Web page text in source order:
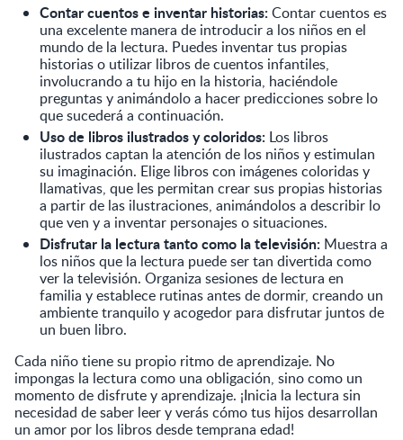
Contar cuentos e inventar historias:Contar cuentos es
una excelente manera de introducir a los niños en el
mundo de la lectura. Puedes inventar tus propias
historias o utilizar libros de cuentos infantiles,
involucrando a tu hijo en la historia, haciéndole
preguntas y animándolo a hacer predicciones sobre lo
que sucederá a continuación.
Uso de libros ilustrados y coloridos: Los libros
ilustrados captan la atención de los niños y estimulan
su imaginación. Elige libros con imágenes coloridas y
llamativas, que les permitan crear sus propias historias
a partir de las ilustraciones, animándolos a describir lo
que ven y a inventar personajes o situaciones.
Disfrutar la lectura tanto como la televisión: Muestra a
los niños que la lectura puede ser tan divertida como
ver la televisión. Organiza sesiones de lectura en
familia y establece rutinas antes de dormir, creando un
ambiente tranquilo y acogedor para disfrutar juntos de
un buen libro.
Cada niño tiene su propio ritmo de aprendizaje. No
impongas la lectura como una obligación, sino como un
momento de disfrute y aprendizaje. ¡Inicia la lectura sin
necesidad de saber leer y verás cómo tus hijos desarrollan
un amor por los libros desde temprana edad!